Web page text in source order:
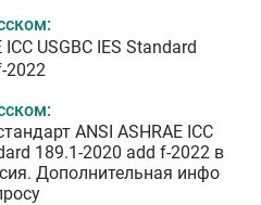
ICC USGBC IES Standard
2022
ANSI ASHRAE ICC
189.1-2020 add f-2022 в
Дополнительная инфо